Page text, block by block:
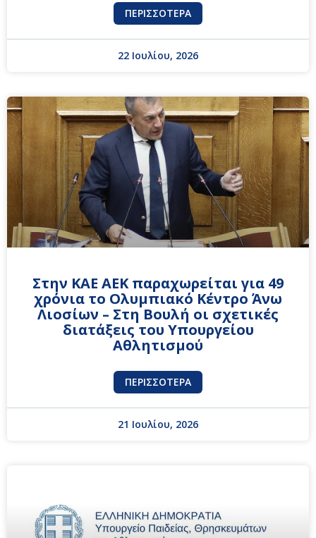
ΠΕΡΙΣΣΌΤΕΡΑ
22 Ιουλίου, 2026
Στην ΚΑΕ ΑΕΚ παραχωρείται για 49
χρόνια το Ολυμπιακό Κέντρο Άνω
Λιοσίων – Στη Βουλή οι σχετικές
διατάξεις του Υπουργείου
Αθλητισμού
ΠΕΡΙΣΣΌΤΕΡΑ
21 Ιουλίου, 2026